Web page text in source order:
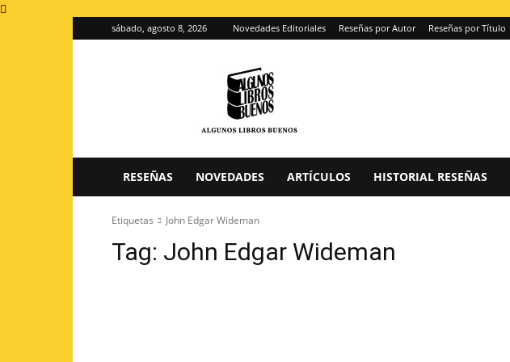
sábado, agosto 8, 2026 Novedades Editoriales Reseñas por Autor Reseñas por Título
de
reseñas
RESEÑAS NOVEDADES ARTÍCULOS HISTORIAL RESEÑAS
Etiquetas John Edgar Wideman
Tag: John Edgar Wideman